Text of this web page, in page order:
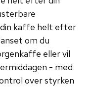
kaffe helt efter
om du
eller vil
- med
over styrken